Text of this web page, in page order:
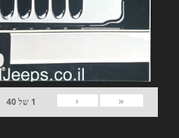
«
‹
1 של40